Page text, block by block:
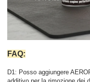
FAQ:
D1: Posso aggiungere